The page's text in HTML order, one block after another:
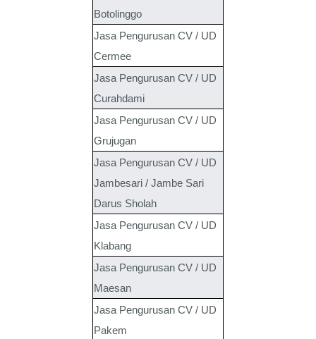
Botolinggo
Jasa Pengurusan CV / UD
Cermee
Jasa Pengurusan CV / UD
Curahdami
Jasa Pengurusan CV / UD
Grujugan
Jasa Pengurusan CV / UD
Jambesari / Jambe Sari
Darus Sholah
Jasa Pengurusan CV / UD
Klabang
Jasa Pengurusan CV / UD
Maesan
Jasa Pengurusan CV / UD
Pakem